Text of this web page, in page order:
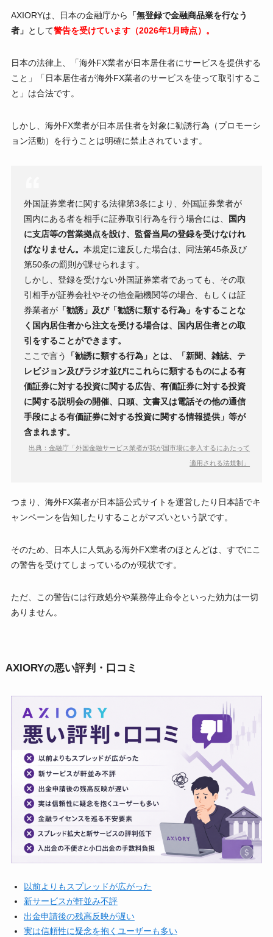
AXIORYは、日本の金融庁から
「無登録で金融商品業を行なう
者」 として警告を受けています（2026年1月時点）。
日本の法律上、「海外FX業者が日本居住者にサービスを提供する
こと」「日本居住者が海外FX業者のサービスを使って取引するこ
と」は合法です。
しかし、海外FX業者が日本居住者を対象に勧誘行為（プロモーシ
ョン活動）を行うことは明確に禁止されています。
外国証券業者に関する法律第3条により、外国証券業者が
国内にある者を相手に証券取引行為を行う場合には、
国内
に支店等の営業拠点を設け、監督当局の登録を受けなけれ
ばなりません。 本規定に違反した場合は、同法第45条及び
第50条の罰則が課せられます。
しかし、登録を受けない外国証券業者であっても、その取
引相手が証券会社やその他金融機関等の場合、もしくは証
券業者が「勧誘」及び「勧誘に類する行為」をすることな
く国内居住者から注文を受ける場合は、国内居住者との取
引をすることができます。
ここで言う
「勧誘に類する行為」とは、「新聞、雑誌、テ
レビジョン及びラジオ並びにこれらに類するものによる有
価証券に対する投資に関する広告、有価証券に対する投資
に関する説明会の開催、口頭、文書又は電話その他の通信
手段による有価証券に対する投資に関する情報提供」等が
含まれます。
出典：金融庁「外国金融サービス業者が我が国市場に参入するにあたって
適用される法規制」
つまり、海外FX業者が日本語公式サイトを運営したり日本語でキ
ャンペーンを告知したりすることがマズいという訳です。
そのため、日本人に人気ある海外FX業者のほとんどは、すでにこ
の警告を受けてしまっているのが現状です。
ただ、この警告には行政処分や業務停止命令といった効力は一切
ありません。
AXIORYの悪い評判・口コミ
以前よりもスプレッドが広がった
新サービスが軒並み不評
出金申請後の残高反映が遅い
実は信頼性に疑念を抱くユーザーも多い